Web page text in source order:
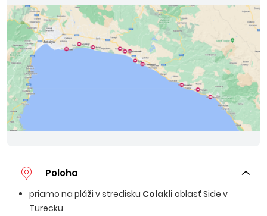
Poloha
priamo na pláži v stredisku Colakli oblasť Side v
Turecku